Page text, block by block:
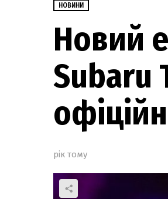
НОВИНИ
Новий
Subaru
рік тому